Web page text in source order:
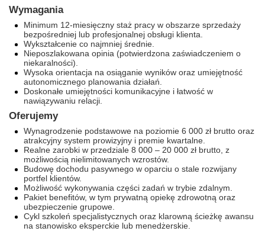
Wymagania
Minimum 12-miesięczny staż pracy w obszarze sprzedaży
bezpośredniej lub profesjonalnej obsługi klienta.
Wykształcenie co najmniej średnie.
Nieposzlakowana opinia (potwierdzona zaświadczeniem o
niekaralności).
Wysoka orientacja na osiąganie wyników oraz umiejętność
autonomicznego planowania działań.
Doskonałe umiejętności komunikacyjne i łatwość w
nawiązywaniu relacji.
Oferujemy
Wynagrodzenie podstawowe na poziomie 6 000 zł brutto oraz
atrakcyjny system prowizyjny i premie kwartalne.
Realne zarobki w przedziale 8 000 – 20 000 zł brutto, z
możliwością nielimitowanych wzrostów.
Budowę dochodu pasywnego w oparciu o stale rozwijany
portfel klientów.
Możliwość wykonywania części zadań w trybie zdalnym.
Pakiet benefitów, w tym prywatną opiekę zdrowotną oraz
ubezpieczenie grupowe.
Cykl szkoleń specjalistycznych oraz klarowną ścieżkę awansu
na stanowisko eksperckie lub menedżerskie.